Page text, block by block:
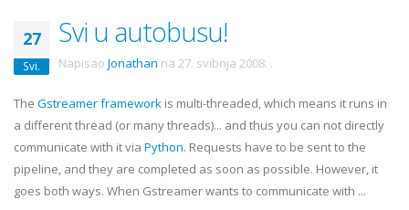
27
Svi.
Svi u autobusu!
Napisao Jonathan na 27. svibnja 2008. .
The Gstreamerframework is multi-threaded, which means it runs in
a different thread (or many threads)... and thus you can not directly
communicate with it via Python. Requests have to be sent to the
pipeline, and they are completed as soon as possible. However, it
goes both ways. When Gstreamerwants to communicate with ...